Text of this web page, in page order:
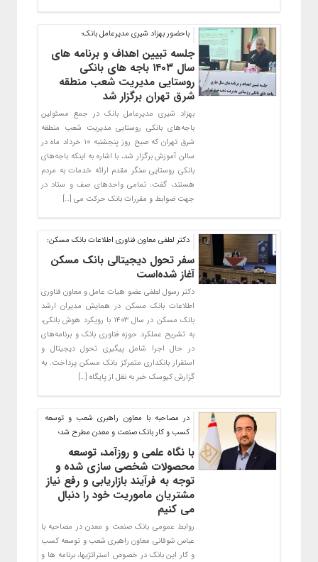
باحضور بهزاد شيري مديرعامل بانک؛
جلسه تبیین اهداف و برنامه های
سال ١۴٠٣ باجه های بانکی
روستایی مدیریت شعب منطقه
شرق تهران برگزار شد
بهزاد شیری مدیرعامل بانک در جمع مسئولین
باجه‌های بانکی روستایی مدیریت شعب منطقه
شرق تهران که صبح روز پنجشنبه ۱۰ خرداد ماه در
سالن آموزش برگزار شد، با اشاره به اینکه باجه‌های
بانکی روستایی سنگر مقدم ارائه خدمات به مردم
هستند، گفت: تمامی واحدهای صف و ستاد در
جهت ضوابط و مقررات بانک حرکت می […]
دکتر لطفی معاون فناوری اطلاعات بانک مسکن:
سفر تحول دیجیتالی بانک مسکن
آغاز شده‌است
دکتر رسول لطفی عضو هیات عامل و معاون فناوری
اطلاعات بانک مسکن در همایش مدیران ارشد
بانک مسکن در سال ۱۴۰۳ با رویکرد هوش بانکی،
به تشریح عملکرد حوزه فناوری بانک و برنامه‌های
در حال اجرا شامل پیگیری تحول دیجیتال و
استقرار بانکداری متمرکز بانک مسکن پرداخت. به
گزارش کیوسک خبر به نقل از پایگاه […]
در مصاحبه با معاون راهبری شعب و توسعه
کسب و کار بانک صنعت و معدن مطرح شد؛
با نگاه علمی و روزآمد، توسعه
محصولات شخصی سازی شده و
توجه به فرآیند بازاریابی و رفع نیاز
مشتریان ماموریت خود را دنبال
می کنیم
روابط عمومی بانک صنعت و معدن در مصاحبه با
عباس شوقانی معاون راهبری شعب و توسعه کسب
و کار این بانک در خصوص استراتژیها، برنامه ها و